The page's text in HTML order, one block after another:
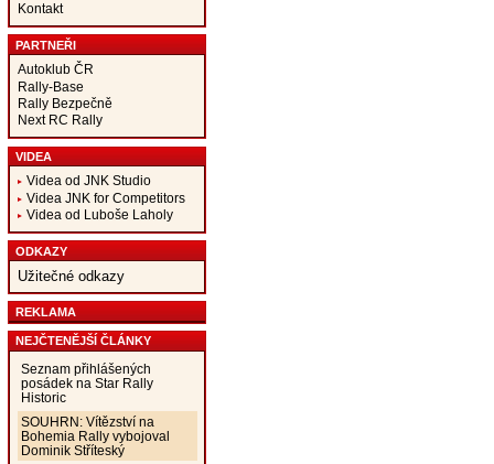
Kontakt
PARTNEŘI
Autoklub ČR
Rally-Base
Rally Bezpečně
Next RC Rally
VIDEA
Videa od JNK Studio
Videa JNK for Competitors
Videa od Luboše Laholy
ODKAZY
Užitečné odkazy
REKLAMA
NEJČTENĚJŠÍ ČLÁNKY
Seznam přihlášených
posádek na Star Rally
Historic
SOUHRN: Vítězství na
Bohemia Rally vybojoval
Dominik Stříteský